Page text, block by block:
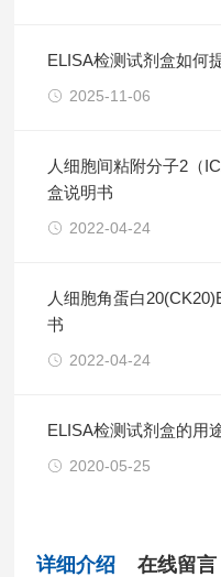
ELISA检测试剂盒如何
2025-11-06
人细胞间粘附分子2（
盒说明书
2022-04-24
人细胞角蛋白
书
2022-04-24
ELISA检测试剂盒的用
2020-05-25
详细介绍 在线留言